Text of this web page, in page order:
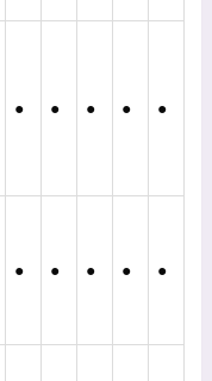
● ● ● ● ●
● ● ● ● ●